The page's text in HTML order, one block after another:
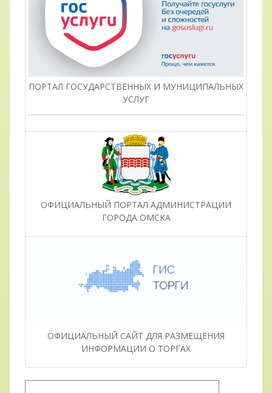
ПОРТАЛ ГОСУДАРСТВЕННЫХ И МУНИЦИПАЛЬНЫХ
УСЛУГ
ОФИЦИАЛЬНЫЙ ПОРТАЛ АДМИНИСТРАЦИИ
ГОРОДА ОМСКА
ОФИЦИАЛЬНЫЙ САЙТ ДЛЯ РАЗМЕЩЕНИЯ
ИНФОРМАЦИИ О ТОРГАХ